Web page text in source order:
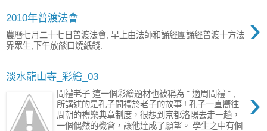
2010年普渡法會 ›
農曆七月二十七日普渡法會, 早上由法師和誦經團誦經普渡十方法
界眾生,下午放燄口燒紙錢.
淡水龍山寺_彩繪_03
›
問禮老子 這一個彩繪題材也被稱為 " 適周問禮 " ,
所講述的是孔子問禮於老子的故事 ! 孔子一直嚮往
周朝的禮樂典章制度，很想到京都洛陽去走一趟，
一個偶然的機會，讓他達成了願望。 學生之中有個